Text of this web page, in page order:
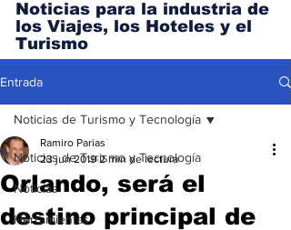
Noticias para la industria de
los Viajes, los Hoteles y el
Turismo
Entrada
Noticias de Turismo y Tecnología
Noticias
Herramientas
Noticias de Turismo y Tecnología
Orlando, será el
destino principal de
Ramiro Parias
23 jun 2019 2 min de lectura